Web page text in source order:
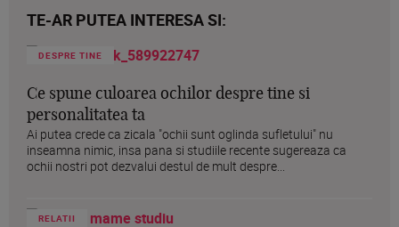
TE-AR PUTEA INTERESA SI:
DESPRE TINE
Ce spune culoarea ochilor despre tine si
personalitatea ta
Ai putea crede ca zicala "ochii sunt oglinda sufletului" nu
inseamna nimic, insa pana si studiile recente sugereaza ca
ochii nostri pot dezvalui destul de mult despre...
RELATII